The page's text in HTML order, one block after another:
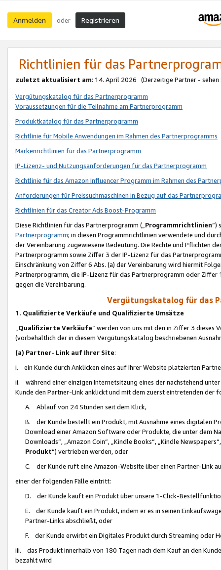
Anmelden oder Registrieren
Richtlinien für das
zuletzt aktualisiert am: 14. April 2026 (Derzeitige Partner - sehen
Vergütungskatalog für das Partnerprogramm
Voraussetzungen für die Teilnahme am Partnerprogramm
Produktkatalog für das Partnerprogramm
Richtlinie für Mobile Anwendungen im Rahmen des Partnerprogramms
Markenrichtlinien für das Partnerprogramm
IP-Lizenz- und Nutzungsanforderungen für das Partnerprogramm
Richtlinie für das Amazon Influencer Programm im Rahmen des
Anforderungen für Preissuchmaschinen in Bezug auf das
Richtlinien für das Creator Ads Boost-Programm
Diese Richtlinien für das Partnerprogramm („Programmrichtlinien“)
Partnerprogramm; in diesen Programmrichtlinien verwendete und
der Vereinbarung zugewiesene Bedeutung. Die Rechte und Pflichten
Partnerprogramm sowie Ziffer 3 der IP-Lizenz für das
Einschränkung von Ziffer 6 Abs. (a) der Vereinbarung wird hiermit
Partnerprogramm, die IP-Lizenz für das Partnerprogramm oder
gegen die Vereinbarung.
Vergütungskatalog für das
1. Qualifizierte Verkäufe und Qualifizierte Umsätze
Qualifizierte Verkäufe“ werden von uns mit den in Ziffer 3
(vorbehaltlich der in diesem Vergütungskatalog beschriebenen
(a) Partner- Link auf Ihrer Site:
i. ein Kunde durch Anklicken eines auf Ihrer Website platzierten
ii. während einer einzigen Internetsitzung eines der nachstehend
Kunde den Partner-Link anklickt und mit dem zuerst eintretenden der
A. Ablauf von 24 Stunden seit dem Klick,
B. der Kunde bestellt ein Produkt, mit Ausnahme eines digitalen
Download einer Amazon Software oder Produkte, die unter dem
Downloads“, „Amazon Coin“, „Kindle Books“, „Kindle
Produkt“) vertrieben werden, oder
C. der Kunde ruft eine Amazon-Website über einen Partner-Link
einer der folgenden Fälle eintritt:
D. der Kunde kauft ein Produkt über unsere 1-Click-
E. der Kunde kauft ein Produkt, indem er es in seinen
Partner-Links abschließt, oder
F. der Kunde erwirbt ein Digitales Produkt durch Streaming oder
iii. das Produkt innerhalb von 180 Tagen nach dem Kauf an den
bezahlt wird